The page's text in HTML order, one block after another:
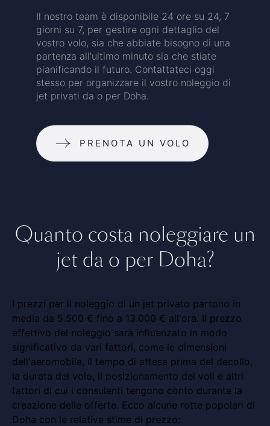
Il nostro team è disponibile 24 ore su 24, 7
giorni su 7, per gestire ogni dettaglio del
vostro volo, sia che abbiate bisogno di una
partenza all'ultimo minuto sia che stiate
pianificando il futuro. Contattateci oggi
stesso per organizzare il vostro noleggio di
jet privati da o per Doha.
PRENOTA UN VOLO
Quanto costa noleggiare un
jet da o per Doha?
I prezzi per il noleggio di un jet privato partono in
media da 5.500 € fino a 13.000 € all'ora. Il prezzo
effettivo del noleggio sarà influenzato in modo
significativo da vari fattori, come le dimensioni
dell'aeromobile, il tempo di attesa prima del decollo,
la durata del volo, il posizionamento dei voli e altri
fattori di cui i consulenti tengono conto durante la
creazione delle offerte. Ecco alcune rotte popolari di
Doha con le relative stime di prezzo: